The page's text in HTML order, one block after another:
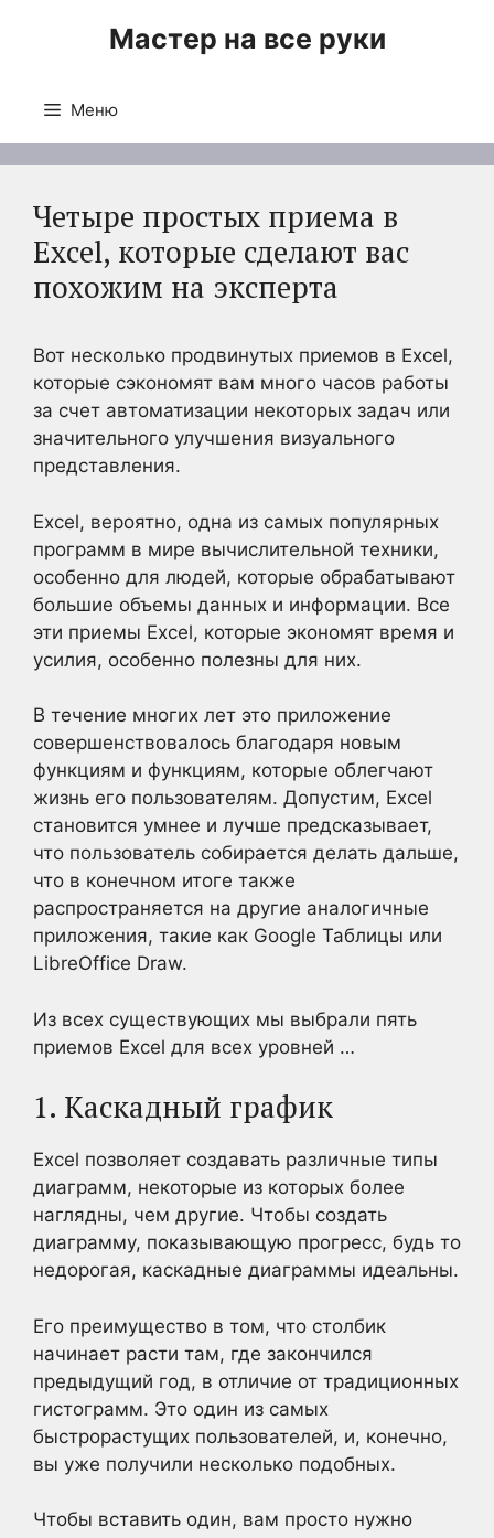
Мастер на все руки
Меню
Четыре простых приема в
Excel, которые сделают вас
похожим на эксперта
Вот несколько продвинутых приемов в Excel,
которые сэкономят вам много часов работы
за счет автоматизации некоторых задач или
значительного улучшения визуального
представления.
Excel, вероятно, одна из самых популярных
программ в мире вычислительной техники,
особенно для людей, которые обрабатывают
большие объемы данных и информации. Все
эти приемы Excel, которые экономят время и
усилия, особенно полезны для них.
В течение многих лет это приложение
совершенствовалось благодаря новым
функциям и функциям, которые облегчают
жизнь его пользователям. Допустим, Excel
становится умнее и лучше предсказывает,
что пользователь собирается делать дальше,
что в конечном итоге также
распространяется на другие аналогичные
приложения, такие как Google Таблицы или
LibreOffice Draw.
Из всех существующих мы выбрали пять
приемов Excel для всех уровней …
1. Каскадный график
Excel позволяет создавать различные типы
диаграмм, некоторые из которых более
наглядны, чем другие. Чтобы создать
диаграмму, показывающую прогресс, будь то
недорогая, каскадные диаграммы идеальны.
Его преимущество в том, что столбик
начинает расти там, где закончился
предыдущий год, в отличие от традиционных
гистограмм. Это один из самых
быстрорастущих пользователей, и, конечно,
вы уже получили несколько подобных.
Чтобы вставить один, вам просто нужно